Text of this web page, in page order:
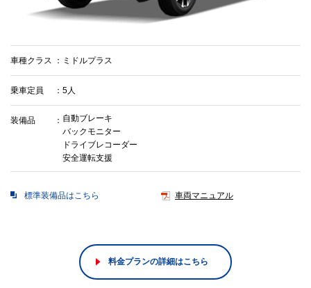
車種クラス ミドルプラス
乗車定員 5人
装備品
自動ブレーキ
バックモニター
ドライブレコーダー
安全運転支援
標準装備品はこちら 車両マニュアル
料金プランの詳細はこちら